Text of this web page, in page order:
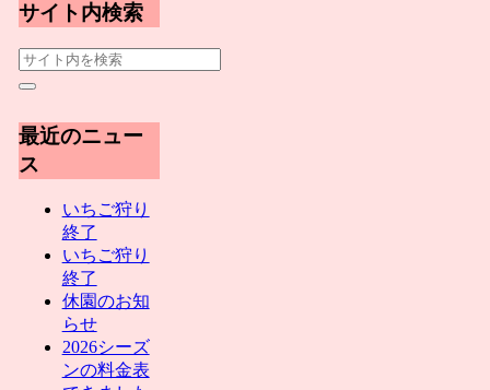
サイト内検索
最近のニュー
ス
いちご狩り
終了
いちご狩り
終了
休園のお知
らせ
2026シーズ
ンの料金表